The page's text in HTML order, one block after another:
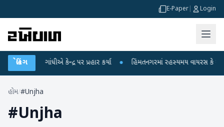
E-Paper Login
બ્રેકિંગ
રાહુલ ગાંધીએ કેન્દ્ર પર પ્રહાર કર્યા ● હિંમતનગરમાં રહસ્યમય વાયરસ કે
હોમ/#Unjha
#Unjha